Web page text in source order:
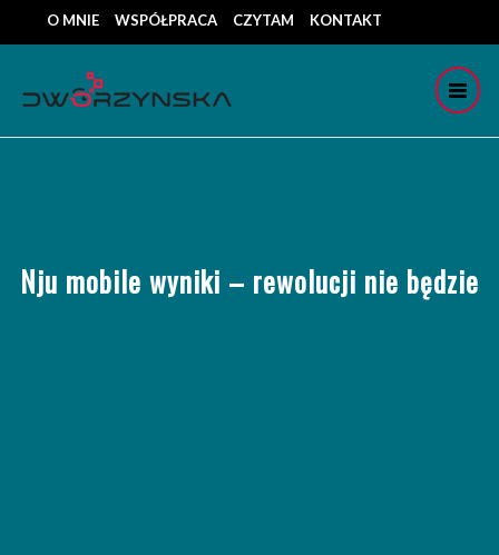
O MNIE WSPÓŁPRACA CZYTAM KONTAKT
Nju mobile wyniki – rewolucji nie będzie